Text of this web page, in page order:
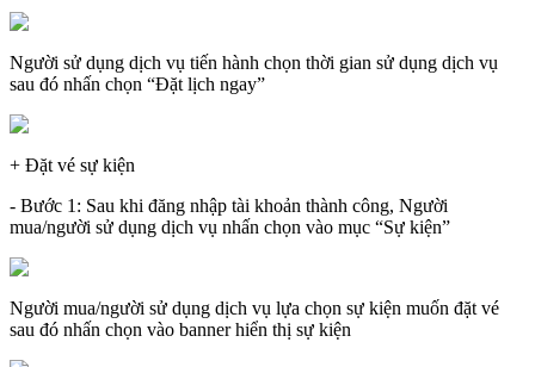
Người sử dụng dịch vụ tiến hành chọn thời gian sử dụng dịch vụ
sau đó nhấn chọn “Đặt lịch ngay”
+ Đặt vé sự kiện
- Bước 1: Sau khi đăng nhập tài khoản thành công, Người
mua/người sử dụng dịch vụ nhấn chọn vào mục “Sự kiện”
Người mua/người sử dụng dịch vụ lựa chọn sự kiện muốn đặt vé
sau đó nhấn chọn vào banner hiển thị sự kiện